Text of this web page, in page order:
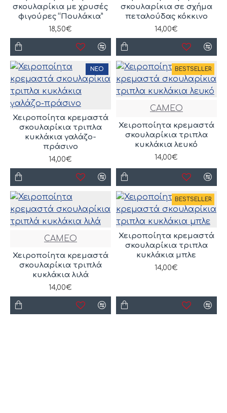
σκουλαρίκια με χρυσές
φιγούρες “Πουλάκια”
18,50€
σκουλαρίκια σε σχήμα
πεταλούδας κόκκινο
14,00€
ΝΈΟ
Χειροποίητα κρεμαστά
σκουλαρίκια τριπλα
κυκλάκια γαλάζο-
πράσινο
14,00€
BESTSELLER
CAMEO
Χειροποίητα κρεμαστά
σκουλαρίκια τριπλα
κυκλάκια λευκό
14,00€
CAMEO
Χειροποίητα κρεμαστά
σκουλαρίκια τριπλά
κυκλάκια λιλά
14,00€
BESTSELLER
Χειροποίητα κρεμαστά
σκουλαρίκια τριπλα
κυκλάκια μπλε
14,00€